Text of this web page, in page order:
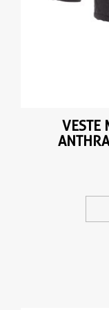
VESTE